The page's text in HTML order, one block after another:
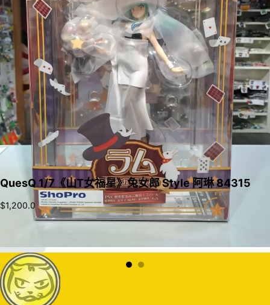
QuesQ 1/7《山T女福星》兔女郎 Style 阿琳 84315
$1,200.0